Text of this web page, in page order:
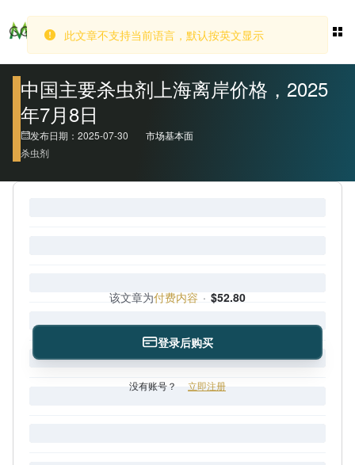
中国主要杀虫剂上海离岸价格，2025
年7月8日
发布日期：2025-07-30
市场基本面
杀虫剂
该文章为付费内容 · $52.80
登录后购买
没有账号？ 立即注册
此文章不支持当前语言，默认按英文显示